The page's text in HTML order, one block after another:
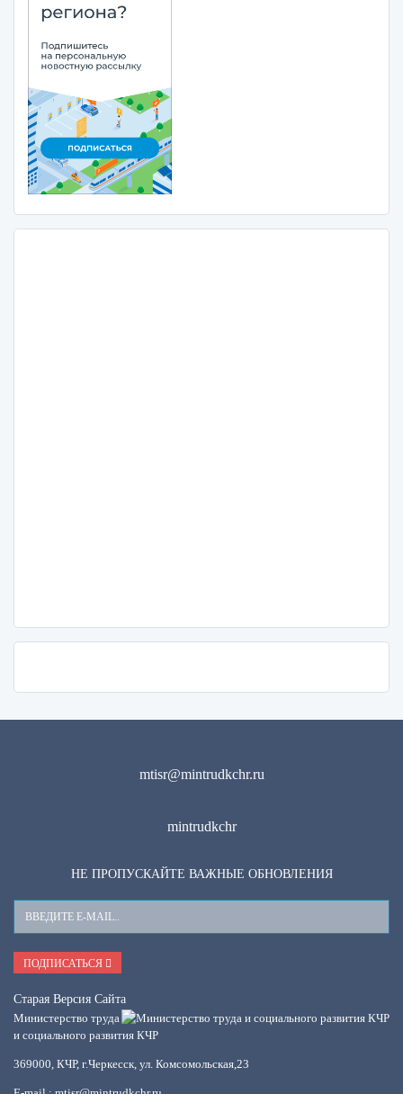
mtisr@mintrudkchr.ru
mintrudkchr
НЕ ПРОПУСКАЙТЕ ВАЖНЫЕ ОБНОВЛЕНИЯ
Ваш
E-
Mail
ПОДПИСАТЬСЯ
Старая Версия Сайта
Министерство труда
и социального развития КЧР
369000, КЧР, г.Черкесск, ул. Комсомольская,23